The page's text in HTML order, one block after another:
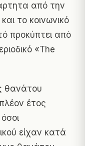
από την
το κοινωνικό
προκύπτει από
«The
θανάτου
έτος
είχαν κατά